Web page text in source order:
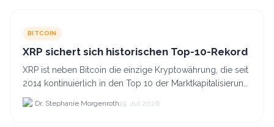
BITCOIN
XRP sichert sich historischen Top-10-Rekord
XRP ist neben Bitcoin die einzige Kryptowährung, die seit
2014 kontinuierlich in den Top 10 der Marktkapitalisierung
verblieb.
Dr. Stephanie Morgenroth19. Jul 2026